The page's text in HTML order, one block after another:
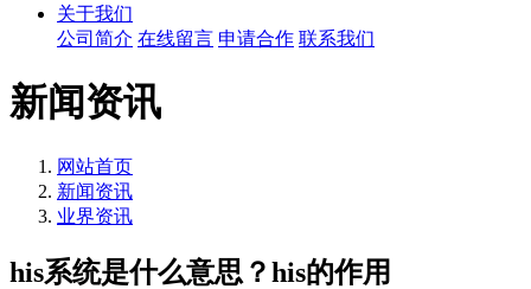
关于我们
公司简介 在线留言 申请合作 联系我们
新闻资讯
网站首页
新闻资讯
业界资讯
his系统是什么意思？his的作用